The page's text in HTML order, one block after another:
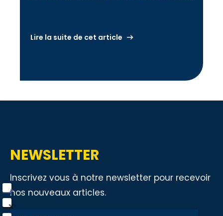
Lire la suite de cet article
NEWSLETTER
Inscrivez vous à notre newsletter pour recevoir
nos nouveaux articles.